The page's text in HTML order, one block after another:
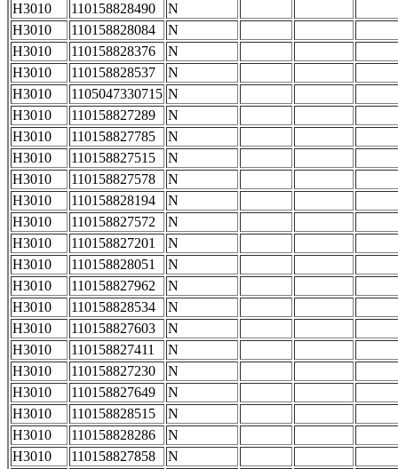
H3010
110158828490
N
H3010
110158828084
N
H3010
110158828376
N
H3010
110158828537
N
H3010
1105047330715 N
H3010
110158827289
N
H3010
110158827785
N
H3010
110158827515
N
H3010
110158827578
N
H3010
110158828194
N
H3010
110158827572
N
H3010
110158827201
N
H3010
110158828051
N
H3010
110158827962
N
H3010
110158828534
N
H3010
110158827603
N
H3010
110158827411
N
H3010
110158827230
N
H3010
110158827649
N
H3010
110158828515
N
H3010
110158828286
N
H3010
110158827858
N